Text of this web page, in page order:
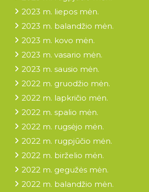
2023 m. liepos mėn.
2023 m. balandžio mėn.
2023 m. kovo mėn.
2023 m. vasario mėn.
2023 m. sausio mėn.
2022 m. gruodžio mėn.
2022 m. lapkričio mėn.
2022 m. spalio mėn.
2022 m. rugsėjo mėn.
2022 m. rugpjūčio mėn.
2022 m. birželio mėn.
2022 m. gegužės mėn.
2022 m. balandžio mėn.